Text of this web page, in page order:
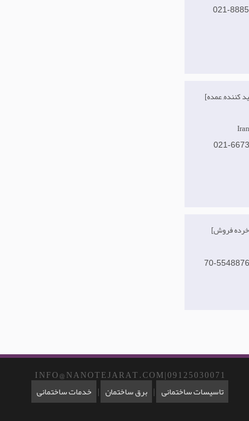
021-
[وارد کننده, تولید کننده, عمده
021-
70-
I N F O @ N A N O T E J A R A T . C O M | 0 9 1 2 5 0 3 0 0 7 1
تاسیسات ساختمانی | برق ساختمان | خدمات ساختمانی